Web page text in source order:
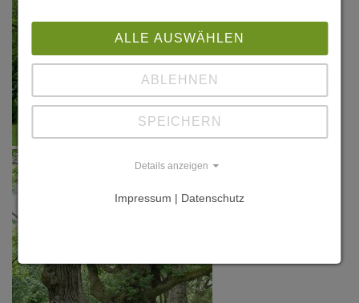
ALLE AUSWÄHLEN
ABLEHNEN
SPEICHERN
Details anzeigen
Impressum | Datenschutz